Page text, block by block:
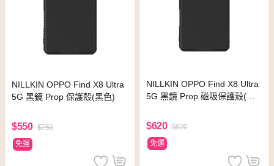
NILLKIN OPPO Find X8 Ultra
5G 黑鏡 Prop 保護殼(黑色)
$550 $750
免運
NILLKIN OPPO Find X8 Ultra
5G 黑鏡 Prop 磁吸保護殼(透
$620 $820
免運